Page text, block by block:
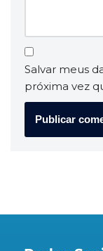
Salvar meus
próxima vez